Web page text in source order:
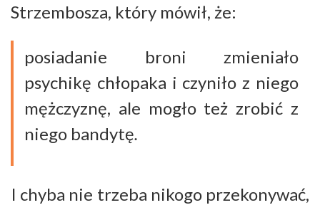
Strzembosza, który mówił, że:
posiadanie broni zmieniało
psychikę chłopaka i czyniło z niego
mężczyznę, ale mogło też zrobić z
niego bandytę.
I chyba nie trzeba nikogo przekonywać,